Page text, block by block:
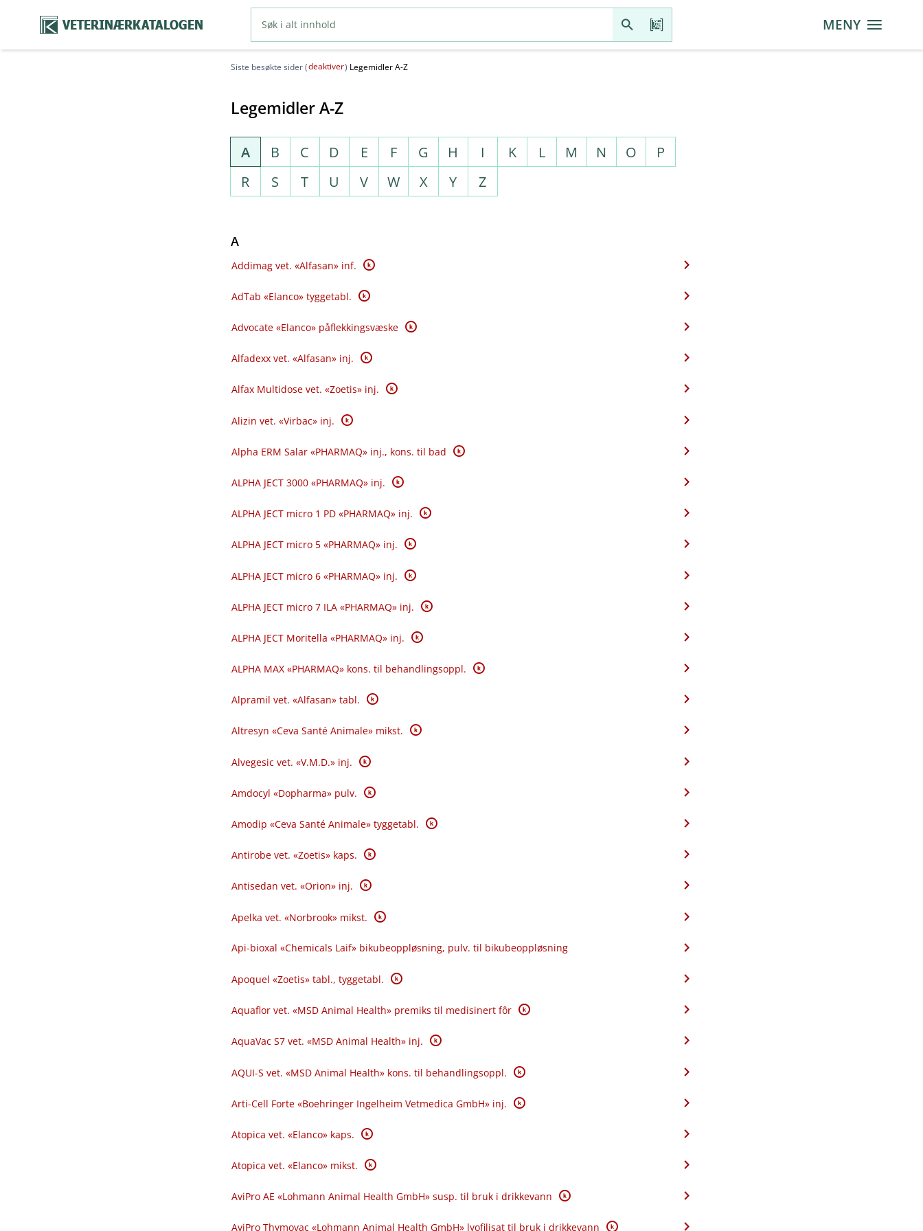
VETERINÆRKATALOGEN MENY
Siste besøkte sider (deaktiver) Legemidler A-Z
Legemidler A-Z
A B C D E F G H I K L M N O
P
R
S T U V W X Y Z
A
Addimag vet. «Alfasan» inf. K
AdTab «Elanco» tyggetabl. K
Advocate «Elanco» påflekkingsvæske K
Alfadexx vet. «Alfasan» inj. K
Alfax Multidose vet. «Zoetis» inj. K
Alizin vet. «Virbac» inj. K
Alpha ERM Salar «PHARMAQ» inj., kons. til bad K
ALPHA JECT 3000 «PHARMAQ» inj. K
ALPHA JECT micro 1 PD «PHARMAQ» inj. K
ALPHA JECT micro 5 «PHARMAQ» inj. K
ALPHA JECT micro 6 «PHARMAQ» inj. K
ALPHA JECT micro 7 ILA «PHARMAQ» inj. K
ALPHA JECT Moritella «PHARMAQ» inj. K
ALPHA MAX «PHARMAQ» kons. til behandlingsoppl. K
Alpramil vet. «Alfasan» tabl. K
Altresyn «Ceva Santé Animale» mikst. K
Alvegesic vet. «V.M.D.» inj. K
Amdocyl «Dopharma» pulv. K
Amodip «Ceva Santé Animale» tyggetabl. K
Antirobe vet. «Zoetis» kaps. K
Antisedan vet. «Orion» inj. K
Apelka vet. «Norbrook» mikst. K
Api-bioxal «Chemicals Laif» bikubeoppløsning, pulv. til bikubeoppløsning
Apoquel «Zoetis» tabl., tyggetabl. K
Aquaflor vet. «MSD Animal Health» premiks til medisinert fôr K
AquaVac S7 vet. «MSD Animal Health» inj. K
AQUI-S vet. «MSD Animal Health» kons. til behandlingsoppl. K
Arti-Cell Forte «Boehringer Ingelheim Vetmedica GmbH» inj. K
Atopica vet. «Elanco» kaps. K
Atopica vet. «Elanco» mikst. K
AviPro AE «Lohmann Animal Health GmbH» susp. til bruk i drikkevann K
AviPro Thymovac «Lohmann Animal Health GmbH» lyofilisat til bruk i drikkevann K